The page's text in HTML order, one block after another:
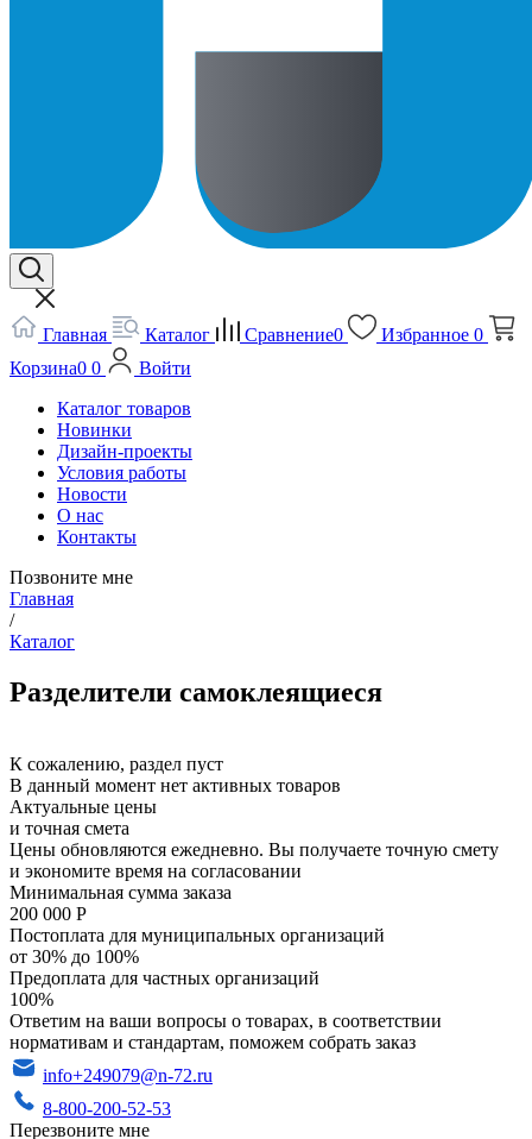
Главная Каталог Сравнение0 Избранное 0
Корзина0 0
Войти
Каталог товаров
Новинки
Дизайн-проекты
Условия работы
Новости
О нас
Контакты
Позвоните мне
Главная
/
Каталог
Разделители самоклеящиеся
К сожалению, раздел пуст
В данный момент нет активных товаров
Актуальные цены
и точная смета
Цены обновляются ежедневно. Вы получаете точную смету
и экономите время на согласовании
Минимальная сумма заказа
200 000 Р
Постоплата для муниципальных организаций
от 30% до 100%
Предоплата для частных организаций
100%
Ответим на ваши вопросы о товарах, в соответствии
нормативам и стандартам, поможем собрать заказ
info+249079@n-72.ru
8-800-200-52-53
Перезвоните мне